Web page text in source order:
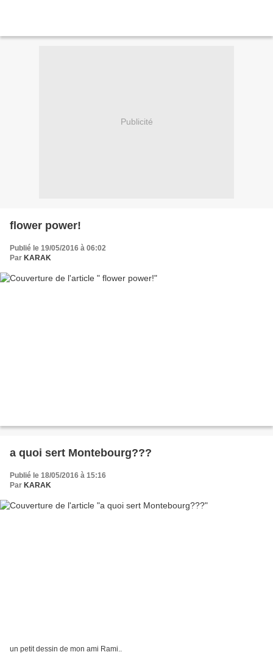
Publicité
flower power!
Publié le 19/05/2016 à 06:02
Par KARAK
a quoi sert Montebourg???
Publié le 18/05/2016 à 15:16
Par KARAK
un petit dessin de mon ami Rami..